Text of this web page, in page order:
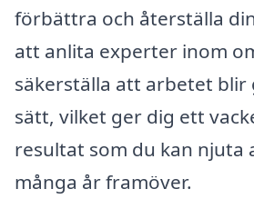
förbättra och återställa
att anlita experter inom
säkerställa att arbetet
sätt, vilket ger dig ett
resultat som du kan njuta
många år framöver.